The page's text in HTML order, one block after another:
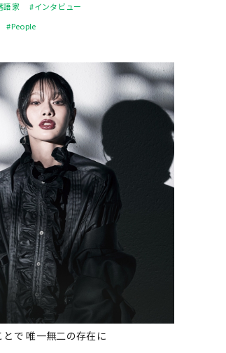
語家
#インタビュー
#People
で 唯一無二の存在に